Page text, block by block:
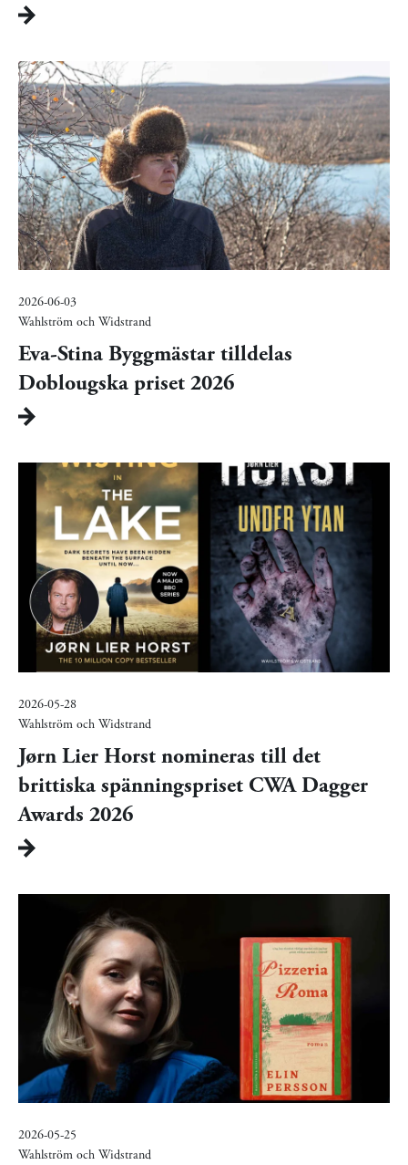
2026-06-03
Wahlström och Widstrand
Eva-Stina Byggmästar tilldelas
Doblougska priset 2026
2026-05-28
Wahlström och Widstrand
Jørn Lier Horst nomineras till det
brittiska spänningspriset CWA Dagger
Awards 2026
2026-05-25
Wahlström och Widstrand